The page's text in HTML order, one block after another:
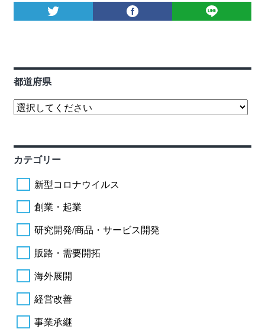
都道府県
カテゴリー
新型コロナウイルス
創業・起業
研究開発/商品・サービス開発
販路・需要開拓
海外展開
経営改善
事業承継